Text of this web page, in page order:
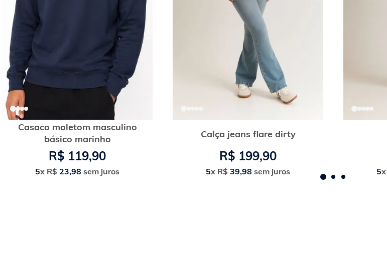
Casaco moletom masculino
básico marinho
R$ 119,90
5x R$ 23,98 sem juros
Calça jeans flare dirty
R$ 199,90
5x R$ 39,98 sem juros 5x